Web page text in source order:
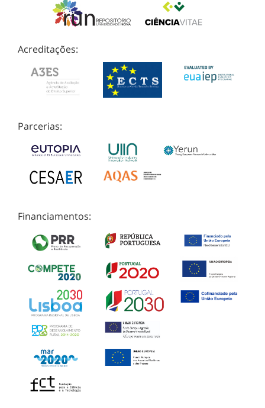
Acreditações:
Parcerias:
Financiamentos: